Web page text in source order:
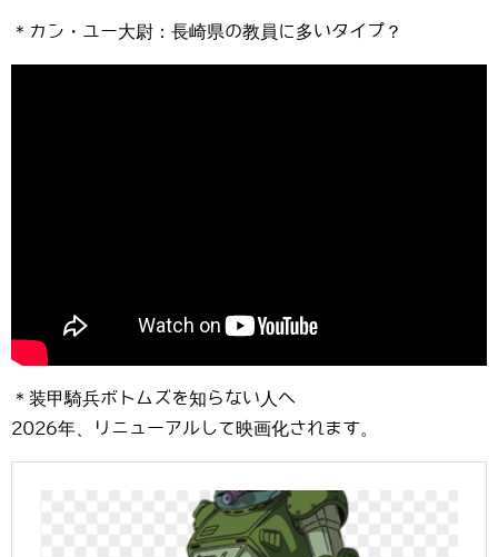
＊カン・ユー大尉：長崎県の教員に多いタイプ？
＊装甲騎兵ボトムズを知らない人へ
2026年、リニューアルして映画化されます。